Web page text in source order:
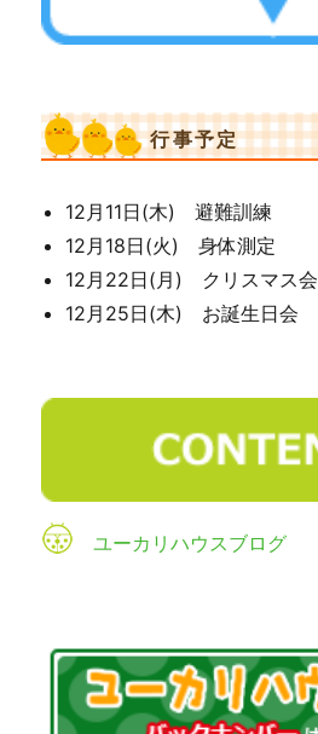
行事予定
12月11日(木) 避難訓練
12月18日(火) 身体測定
12月22日(月) クリスマス会
12月25日(木) お誕生日会
ユーカリハウスブログ